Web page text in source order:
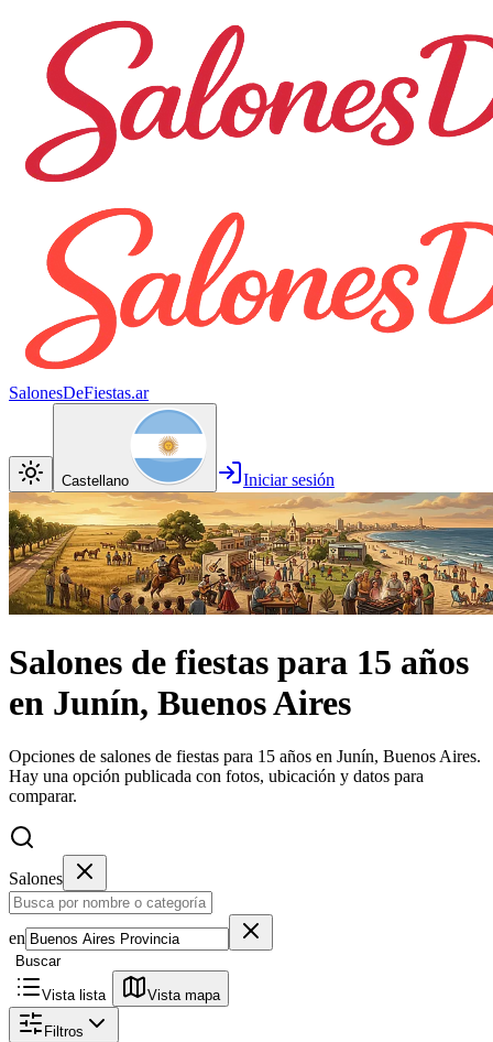
SalonesDeFiestas.ar
Castellano Iniciar sesión
Salones de fiestas para 15 años
en Junín, Buenos Aires
Opciones de salones de fiestas para 15 años en Junín, Buenos Aires.
Hay una opción publicada con fotos, ubicación y datos para
comparar.
Salones
en
Buscar
Vista lista Vista mapa
Filtros